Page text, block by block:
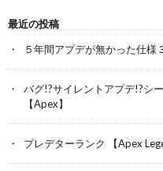
最近の投稿
５年間アプデが無かった仕様
バグ!?サイレントアプデ!?シ
【Apex】
プレデターランク 【Apex